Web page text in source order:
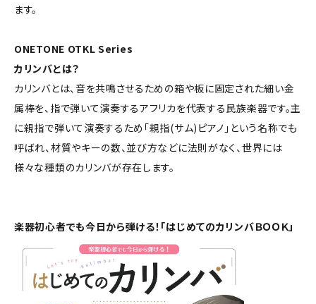
ます。
ONETONE OTKL Series
カリンバとは？
カリンバとは、音を共鳴させるための箱や板に固定された細い金
属棒を、指で弾いて演奏するアフリカを代表する民族楽器です。主
に親指で弾いて演奏するため「親指(サム)ピアノ」という名称でも
呼ばれ、材質やキーの数、並び方などに法則がなく、世界には
様々な種類のカリンバが存在します。
楽器初心者でも今日から弾ける！「はじめてのカリンバＢＯＯＫ」